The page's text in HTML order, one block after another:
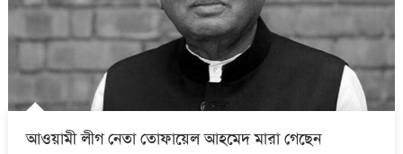
আওয়ামী লীগ নেতা তোফায়েল আহমেদ মারা গেছেন